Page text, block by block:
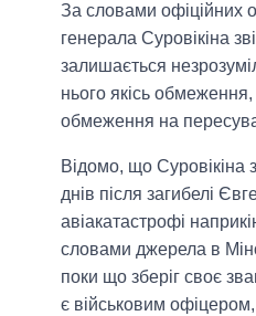
За словами офіційних
генерала Суровікіна
залишається
нього якісь
обмеження на
Відомо, що Суровікіна
днів після загибелі
авіакатастрофі
словами джерела в
поки що зберіг своє
є військовим